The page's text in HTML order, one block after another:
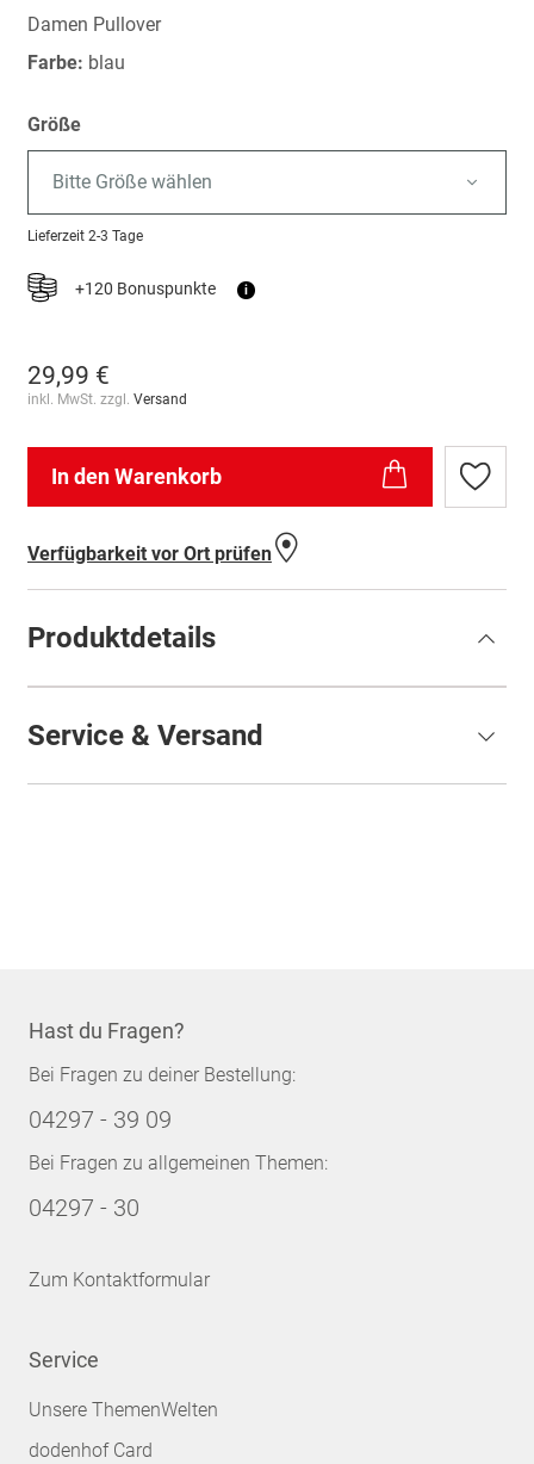
springen
Damen Pullover
Farbe: blau
Größe
Bitte Größe wählen
Lieferzeit 2-3 Tage
+120 Bonuspunkte i
29,99 €
inkl. MwSt. zzgl. Versand
In den Warenkorb
Zur
Verfügbarkeit vor Ort prüfen
Produktdetails
Service & Versand
Hast du Fragen?
Bei Fragen zu deiner Bestellung:
04297 - 39 09
Bei Fragen zu allgemeinen Themen:
04297 - 30
Zum Kontaktformular
Service
Unsere ThemenWelten
dodenhof Card